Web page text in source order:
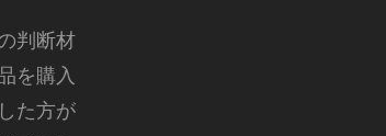
判断材
を購入
た方が